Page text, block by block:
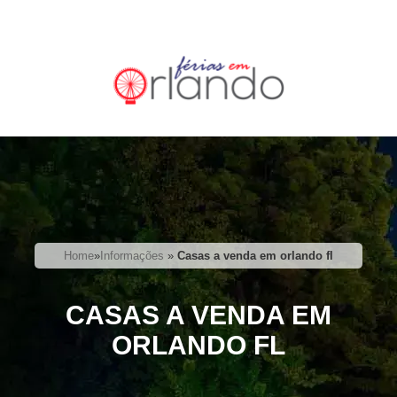
Home» Informações » Casas a venda em orlando fl
CASAS A VENDA EM
ORLANDO FL